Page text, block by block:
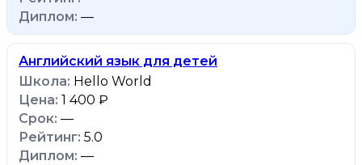
—
Английский язык для детей
Hello World
1 400 ₽
—
5.0
—